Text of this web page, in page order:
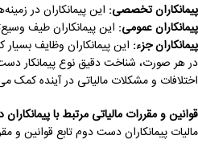
پیمانکاران تخصصی: این پیمانکاران در
پیمانکاران عمومی: این پیمانکاران طیف
پیمانکاران جزء: این پیمانکاران وظایف
در هر صورت، شناخت دقیق نوع پیمانکار
اختلافات و مشکلات مالیاتی در آینده کمک
قوانین و مقررات مالیاتی مرتبط با
مالیات پیمانکاران دست دوم تابع قوانین و